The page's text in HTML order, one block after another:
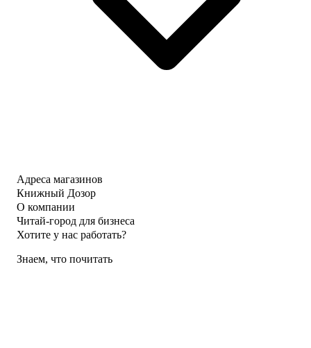
Адреса магазинов
Книжный Дозор
О компании
Читай-город для бизнеса
Хотите у нас работать?
Знаем, что почитать